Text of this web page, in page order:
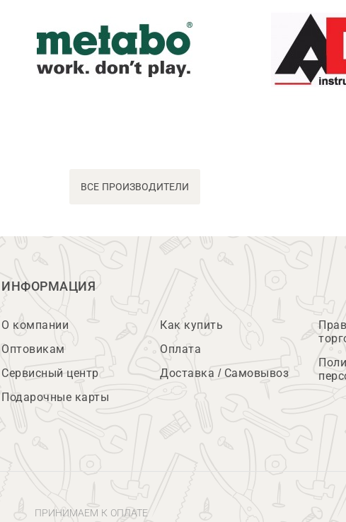
ВСЕ ПРОИЗВОДИТЕЛИ
ИНФОРМАЦИЯ
О компании
Оптовикам
Сервисный центр
Подарочные карты
Как купить
Оплата
Доставка / Самовывоз
ПРИНИМАЕМ К ОПЛАТЕ